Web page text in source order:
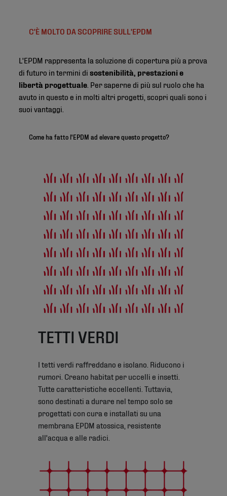
C'È MOLTO DA SCOPRIRE SULL'EPDM
L'EPDM rappresenta la soluzione di copertura più a prova
di futuro in termini disostenibilità, prestazioni e
libertà progettuale . Per saperne di più sul ruolo che ha
avuto in questo e in molti altri progetti, scopri quali sono i
suoi vantaggi.
Come ha fatto l'EPDM ad elevare questo progetto?
TETTI VERDI
I tetti verdi raffreddano e isolano. Riducono i
rumori. Creano habitat per uccelli e insetti.
Tutte caratteristiche eccellenti. Tuttavia,
sono destinati a durare nel tempo solo se
progettati con cura e installati su una
membrana EPDM atossica, resistente
all'acqua e alle radici.